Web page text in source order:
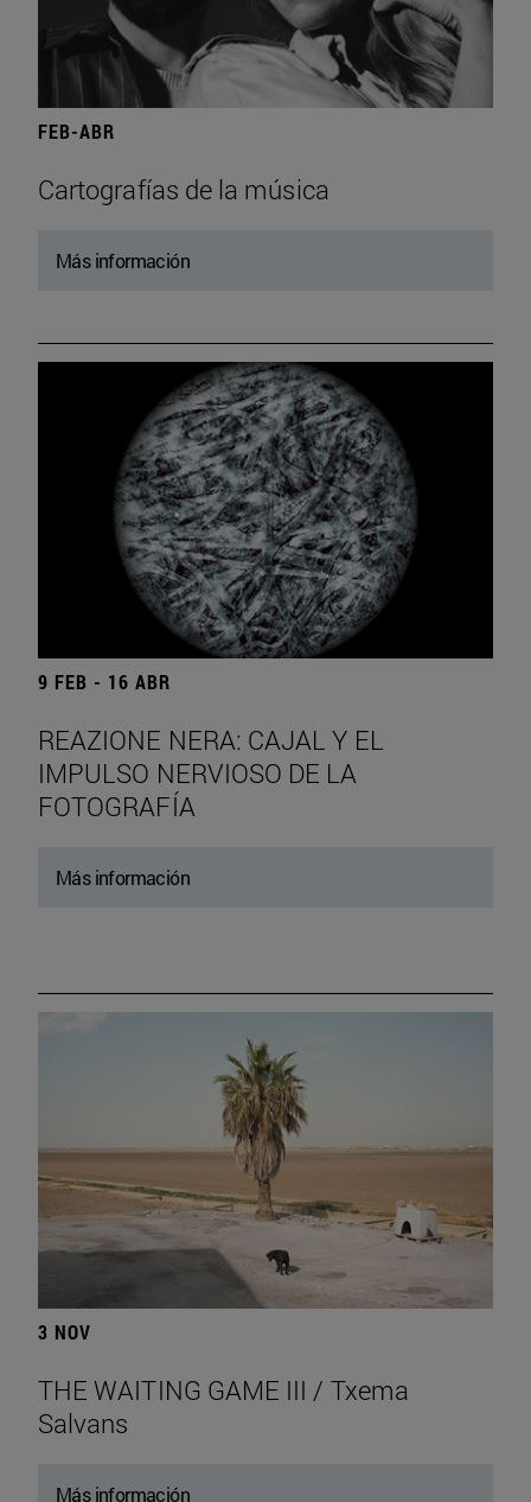
FEB-ABR
Cartografías de la música
Más información
9 FEB - 16 ABR
REAZIONE NERA: CAJAL Y EL
IMPULSO NERVIOSO DE LA
FOTOGRAFÍA
Más información
3 NOV
THE WAITING GAME III / Txema
Salvans
Más información